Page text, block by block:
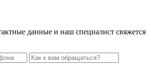
данные и наш специалист свяжется